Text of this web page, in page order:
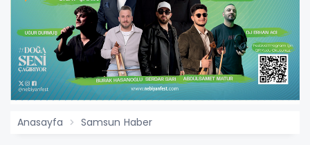
Anasayfa Samsun Haber